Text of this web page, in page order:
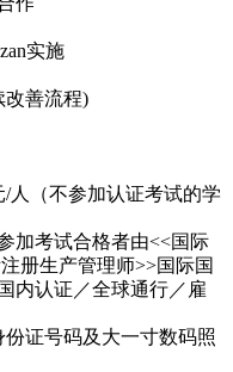
实施
改善流程)
人（不参加认证考试的学
加考试合格者由<<国际
册生产管理师>>国际国
内认证／全球通行／雇
证号码及大一寸数码照